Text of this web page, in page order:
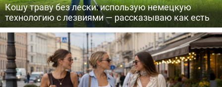
Кошу траву без лески: использую немецкую
технологию с лезвиями — рассказываю как есть